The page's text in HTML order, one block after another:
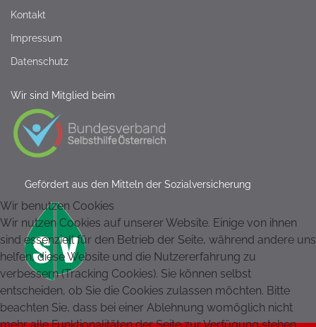
Kontakt
Impressum
Datenschutz
Wir sind Mitglied beim
Gefördert aus den Mitteln der Sozialversicherung
Wir benutzen Cookies
Wir nutzen Cookies auf unserer Website. Einige von ihnen
sind essenziell für den Betrieb der Seite, während andere uns
helfen, diese Website und die Nutzererfahrung zu
verbessern (Tracking Cookies). Sie können selbst
entscheiden, ob Sie die Cookies zulassen möchten. Bitte
beachten Sie, dass bei einer Ablehnung womöglich nicht